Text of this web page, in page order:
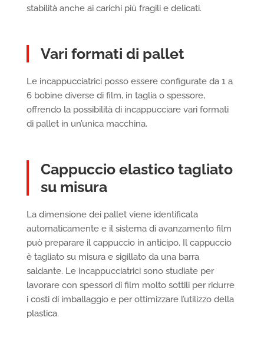
stabilità anche ai carichi più fragili e delicati.
Vari formati di pallet
Le incappucciatrici posso essere configurate da 1 a
6 bobine diverse di film, in taglia o spessore,
offrendo la possibilità di incappucciare vari formati
di pallet in un’unica macchina.
Cappuccio elastico tagliato
su misura
La dimensione dei pallet viene identificata
automaticamente e il sistema di avanzamento film
può preparare il cappuccio in anticipo. Il cappuccio
è tagliato su misura e sigillato da una barra
saldante. Le incappucciatrici sono studiate per
lavorare con spessori di film molto sottili per ridurre
i costi di imballaggio e per ottimizzare l’utilizzo della
plastica.